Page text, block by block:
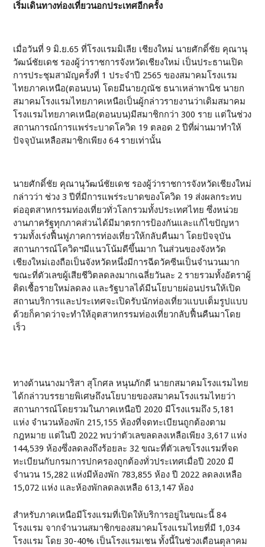
เริ่มเดินทางท่องเที่ยวนอกประเทศอีกครั้ง
เมื่อวันที่ 9 มิ.ย.65 ที่โรงแรมมิเลีย เชียงใหม่ นายศักดิ์ชัย คุณานุ
วัฒน์ชัยเดช รองผู้ว่าราชการจังหวัดเชียงใหม่ เป็นประธานเปิด
การประชุมสามัญครั้งที่ 1 ประจำปี 2565 ของสมาคมโรงแรม
ไทยภาคเหนือ(ตอนบน) โดยมีนายภูณัช ธนาเหล่าพานิช นายก
สมาคมโรงแรมไทยภาคเหนือเป็นผู้กล่าวรายงานว่าเดิมสมาคม
โรงแรมไทยภาคเหนือ(ตอนบน)มีสมาชิกกว่า 300 ราย แต่ในช่วง
สถานการณ์การแพร่ระบาดโควิด 19 ตลอด 2 ปีที่ผ่านมาทำให้
ปัจจุบันเหลือสมาชิกเพียง 64 รายเท่านั้น
นายศักดิ์ชัย คุณานุวัฒน์ชัยเดช รองผู้ว่าราชการจังหวัดเชียงใหม่
กล่าวว่า ช่วง 3 ปีที่มีการแพร่ระบาดของโควิด 19 ส่งผลกระทบ
ต่ออุตสาหกรรมท่องเที่ยวทั่วโลกรวมทั้งประเทศไทย ซึ่งหน่วย
งานภาครัฐทุกภาคส่วนได้มีมาตรการป้องกันและแก้ไขปัญหา
รวมทั้งเร่งฟื้นฟูภาคการท่องเที่ยวให้กลับคืนมา โดยปัจจุบัน
สถานการณ์โควิดฯมีแนวโน้มดีขึ้นมาก ในส่วนของจังหวัด
เชียงใหม่เองถือเป็นจังหวัดหนึ่งมีการฉีดวัคซีนเป็นจำนวนมาก
ขณะที่ตัวเลขผู้เสียชีวิตลดลงมากเฉลี่ยวันละ 2 รายรวมทั้งอัตราผู้
ติดเชื้อรายใหม่ลดลง และรัฐบาลได้มีนโยบายผ่อนปรนให้เปิด
สถานบริการและประเทศจะเปิดรับนักท่องเที่ยวแบบเต็มรูปแบบ
ด้วยก็คาดว่าจะทำให้อุตสาหกรรมท่องเที่ยวกลับฟื้นคืนมาโดย
เร็ว
ทางด้านนางมาริสา สุโกศล หนุนภักดี นายกสมาคมโรงแรมไทย
ได้กล่าวบรรยายพิเศษถึงนโยบายของสมาคมโรงแรมไทยว่า
สถานการณ์โดยรวมในภาคเหนือปี 2020 มีโรงแรมถึง 5,181
แห่ง จำนวนห้องพัก 215,155 ห้องที่จดทะเบียนถูกต้องตาม
กฎหมาย แต่ในปี 2022 พบว่าตัวเลขลดลงเหลือเพียง 3,617 แห่ง
144,539 ห้องซึ่งลดลงถึงร้อยละ 32 ขณะที่ตัวเลขโรงแรมที่จด
ทะเบียนกับกรมการปกครองถูกต้องทั่วประเทศเมื่อปี 2020 มี
จำนวน 15,282 แห่งมีห้องพัก 783,855 ห้อง ปี 2022 ลดลงเหลือ
15,072 แห่ง และห้องพักลดลงเหลือ 613,147 ห้อง
สำหรับภาคเหนือมีโรงแรมที่เปิดให้บริการอยู่ในขณะนี้ 84
โรงแรม จากจำนวนสมาชิกของสมาคมโรงแรมไทยที่มี 1,034
โรงแรม โดย 30-40% เป็นโรงแรมเชน ทั้งนี้ในช่วงเดือนตุลาคม